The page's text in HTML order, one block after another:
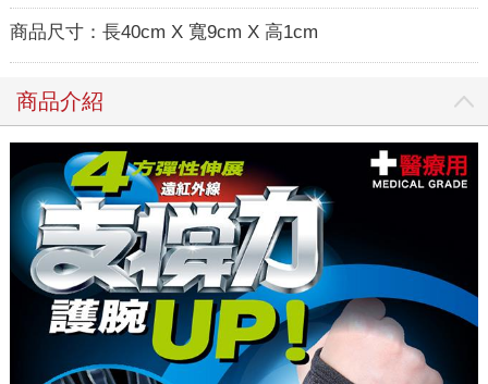
商品尺寸： 長40cm X 寬9cm X 高1cm
商品介紹